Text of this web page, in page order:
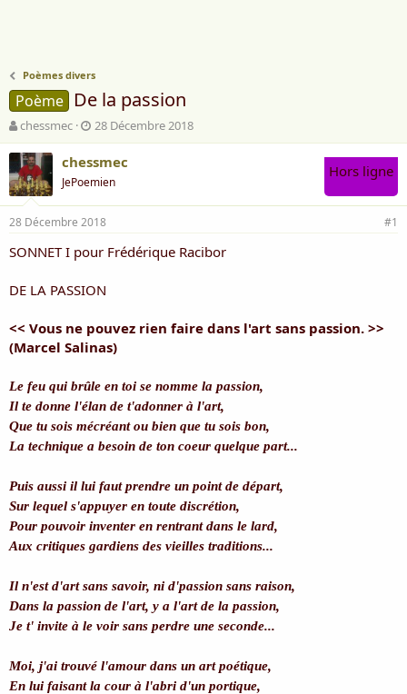
Poèmes divers
Poème De la passion
A
u
t
e
u
r
d
e
l
d
s
c
u
s
i
n
chessmec
D
a
t
d
e
d
é
b
t
28 Décembre 2018
chessmec
JePoemien
Hors ligne
28 Décembre 2018 #1
SONNET I pour Frédérique Racibor
DE LA PASSION
<< Vous ne pouvez rien faire dans l'art sans passion. >>
(Marcel Salinas)
Le feu qui brûle en toi se nomme la passion,
Il te donne l'élan de t'adonner à l'art,
Que tu sois mécréant ou bien que tu sois bon,
La technique a besoin de ton coeur quelque part...
Puis aussi il lui faut prendre un point de départ,
Sur lequel s'appuyer en toute discrétion,
Pour pouvoir inventer en rentrant dans le lard,
Aux critiques gardiens des vieilles traditions...
Il n'est d'art sans savoir, ni d'passion sans raison,
Dans la passion de l'art, y a l'art de la passion,
Je t' invite à le voir sans perdre une seconde...
Moi, j'ai trouvé l'amour dans un art poétique,
En lui faisant la cour à l'abri d'un portique,